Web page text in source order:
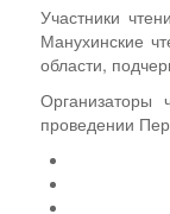
Участники
Манухинские
области,
Организаторы
проведении